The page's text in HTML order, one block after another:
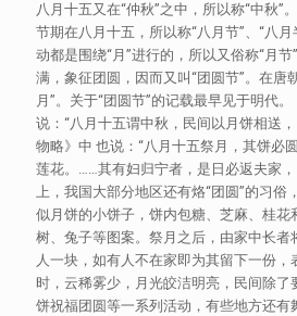
八月十五又在“仲秋”之中，所以称“中秋”
节期在八月十五，所以称“八月节”、“八
动都是围绕“月”进行的，所以又俗称“月节
满，象征团圆，因而又叫“团圆节”。在唐
月”。关于“团圆节”的记载最早见于明代
说：“八月十五谓中秋，民间以月饼相送
物略》中 也说：“八月十五祭月，其饼必
莲花。……其有妇归宁者，是日必返夫家
上，我国大部分地区还有烙“团圆”的习俗
似月饼的小饼子，饼内包糖、芝麻、桂花
树、兔子等图案。 祭月之后，由家中长
人一块，如有人不在家即为其留下一份，
时，云稀雾少，月光皎洁明亮，民间除了
饼祝福团圆等一系列活动，有些地方还有